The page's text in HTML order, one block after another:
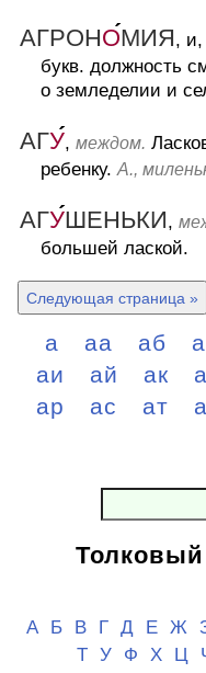
АГРОНОМИЯ, и,
букв. должность
о земледелии и
АГУ, междом.
ребенку. А.,
АГУШЕНЬКИ,
большей лаской.
Следующая страница »
а аа аб
аи
ай ак
ар
ас ат
А Б В Г Д Е Ж
Т У Ф Х Ц